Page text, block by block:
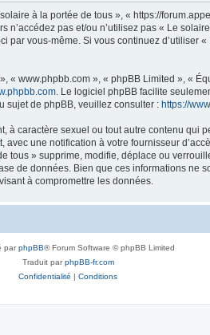
à la portée de tous », « https://
pas et/ou n’utilisez pas « Le
vous-même. Si vous continuez
www.phpbb.com », « phpBB Limited », «
. Le logiciel phpBB facilite
sujet de phpBB, veuillez consulter : https://
caractère sexuel ou tout autre contenu qui
une notification à votre fournisseur
» supprime, modifie, déplace ou
de données. Bien que ces informations ne
à compromettre les données.
parphpBB® Forum Software © phpBB Limited
Traduit parphpBB-fr.com
Confidentialité | Conditions